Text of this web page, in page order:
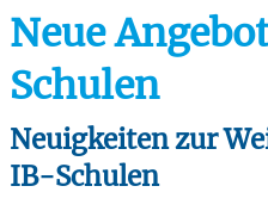
Neue
Schulen
Neuigkeiten zur
IB-Schulen